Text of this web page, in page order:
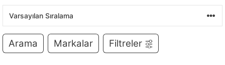
Arama Markalar Filtreler